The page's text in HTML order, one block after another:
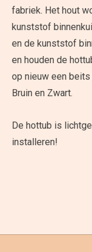
fabriek. Het hout
kunststof
en de kunststof
en houden de
op nieuw een beits
Bruin en Zwart.
De hottub is
installeren!